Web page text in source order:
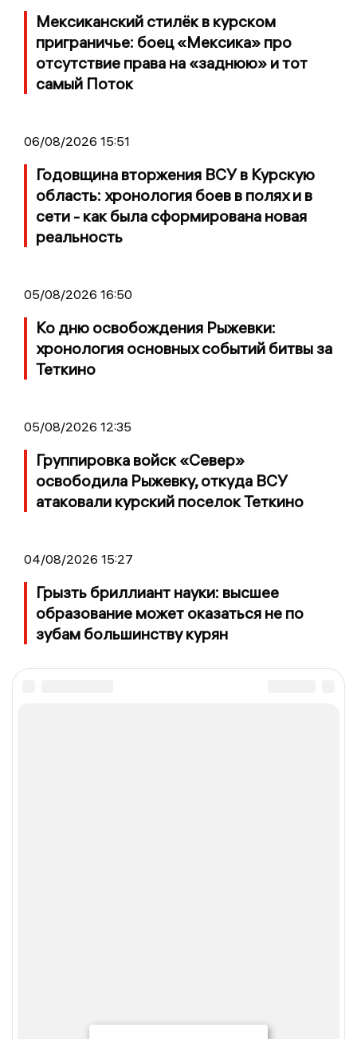
Мексиканский стилёк в курском
приграничье: боец «Мексика» про
отсутствие права на «заднюю» и тот
самый Поток
06/08/2026 15:51
Годовщина вторжения ВСУ в Курскую
область: хронология боев в полях и в
сети - как была сформирована новая
реальность
05/08/2026 16:50
Ко дню освобождения Рыжевки:
хронология основных событий битвы за
Теткино
05/08/2026 12:35
Группировка войск «Север»
освободила Рыжевку, откуда ВСУ
атаковали курский поселок Теткино
04/08/2026 15:27
Грызть бриллиант науки: высшее
образование может оказаться не по
зубам большинству курян